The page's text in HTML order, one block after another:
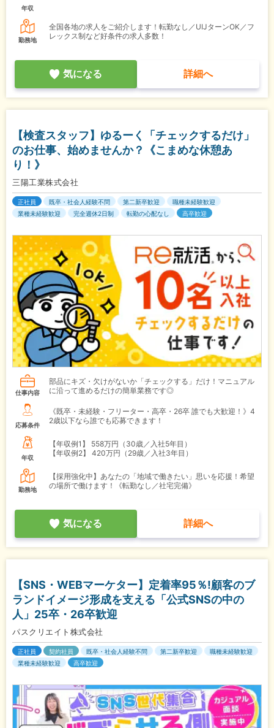
年収
勤務地
全国各地の求人をご紹介します！転勤なし／UIJターンOK／フ
レックス制など好条件の求人多数！
気になる 詳細へ
【検査スタッフ】ゆるーく「チェックするだけ」
のお仕事、始めませんか？《こまめな休憩あ
り！》
三陽工業株式会社
正社員 既卒・社会人経験不問 第二新卒歓迎
職種未経験歓迎
業種未経験歓迎
完全週休2日制 転勤の心配なし 高卒歓迎
仕事内容
部品にキズ・欠けがないか「チェックする」だけ！マニュアル
に沿って進めるだけの簡単業務です◎
応募条件
《既卒・未経験・フリーター・高卒・26卒 誰でも大歓迎！》4
2歳以下なら誰でも応募できます！
年収
【年収例1】
558万円（30歳／入社5年目）
【年収例2】
420万円（29歳／入社3年目）
勤務地
【採用強化中】あなたの「地域で働きたい」思いを応援！希望
の場所で働けます！《転勤なし／社宅完備》
気になる 詳細へ
【SNS・WEBマーケター】定着率95％!顧客のブ
ランドイメージ形成を支える「公式SNSの中の
人」25卒・26卒歓迎
パスクリエイト株式会社
正社員 契約社員 既卒・社会人経験不問 第二新卒歓迎
職種未経験歓迎
業種未経験歓迎
高卒歓迎